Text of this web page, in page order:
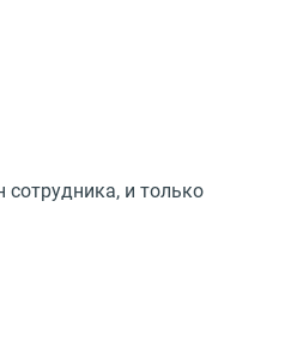
и только